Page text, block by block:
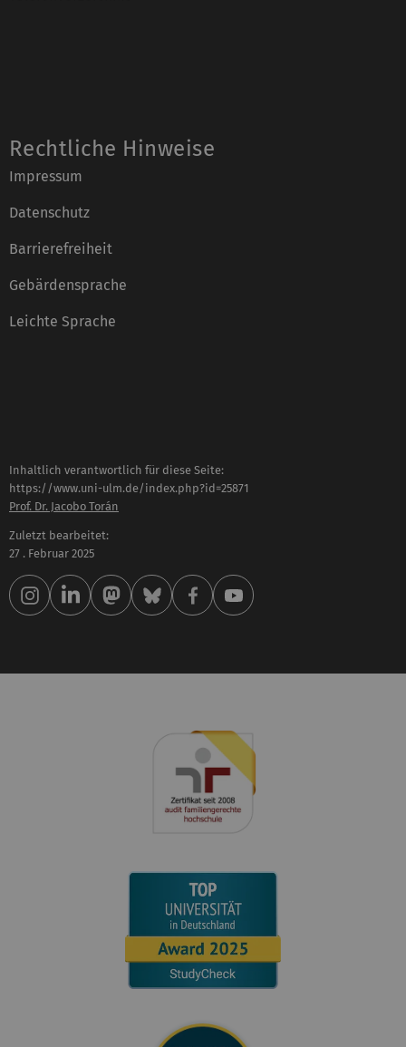
Rechtliche Hinweise
Impressum
Datenschutz
Barrierefreiheit
Gebärdensprache
Leichte Sprache
Inhaltlich verantwortlich für diese Seite:
https://www.uni-ulm.de/index.php?id=25871
Prof. Dr. Jacobo Torán
Zuletzt bearbeitet:
27 . Februar 2025